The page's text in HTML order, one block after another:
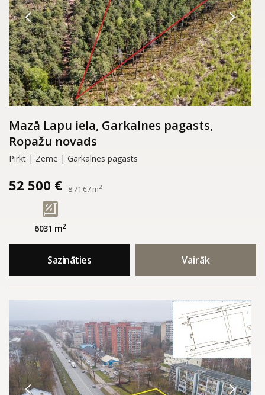
Mazā Lapu iela, Garkalnes pagasts,
Ropažu novads
Pirkt | Zeme | Garkalnes pagasts
52 500 € 8.71 € / m2
6031 m2
Sazināties Vairāk